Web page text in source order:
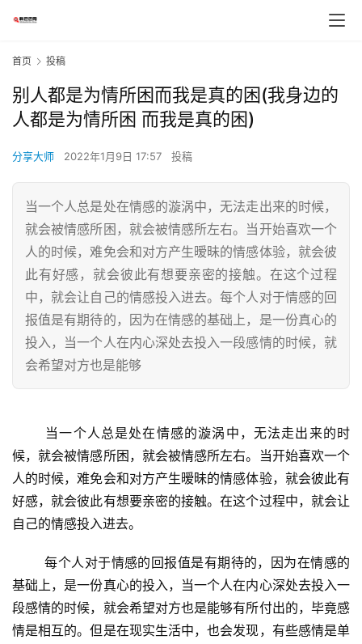
首页 投稿
别人都是为情所困而我是真的困(我身边的
人都是为情所困 而我是真的困)
分享大师 2022年1月9日 17:57 投稿
当一个人总是处在情感的漩涡中，无法走出来的时候，
就会被情感所困，就会被情感所左右。当开始喜欢一个
人的时候，难免会和对方产生暧昧的情感体验，就会彼
此有好感，就会彼此有想要亲密的接触。在这个过程
中，就会让自己的情感投入进去。每个人对于情感的回
报值是有期待的，因为在情感的基础上，是一份真心的
投入，当一个人在内心深处去投入一段感情的时候，就
会希望对方也是能够
候，就会被情感所困，就会被情感所左右。当开始喜欢一个
人的时候，难免会和对方产生暧昧的情感体验，就会彼此有
好感，就会彼此有想要亲密的接触。在这个过程中，就会让
自己的情感投入进去。
	每个人对于情感的回报值是有期待的，因为在情感的
基础上，是一份真心的投入，当一个人在内心深处去投入一
段感情的时候，就会希望对方也是能够有所付出的，毕竟感
情是相互的。但是在现实生活中，也会发现，有些感情是单